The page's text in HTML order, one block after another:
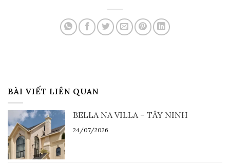
BÀI VIẾT LIÊN QUAN
BELLA NA VILLA – TÂY NINH
24/07/2026